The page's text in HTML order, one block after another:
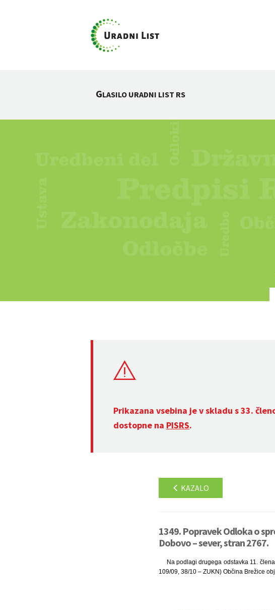
GLASILO URADNI LIST RS
Prikazana vsebina je v skladu s 33.
dostopne na PISRS.
KAZALO
1349. Popravek Odloka o
Dobovo – sever, stran 2767.
Na podlagi drugega odstavka 11.
109/09, 38/10 – ZUKN) Občina Brežice